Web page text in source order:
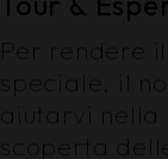
Per rendere
speciale, il
aiutarvi
scoperta